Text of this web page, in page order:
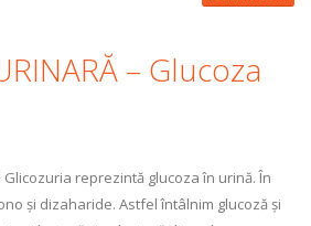
– Glucoza
Glicozuria reprezintă glucoza în urină. În
și dizaharide. Astfel întâlnim glucoză și